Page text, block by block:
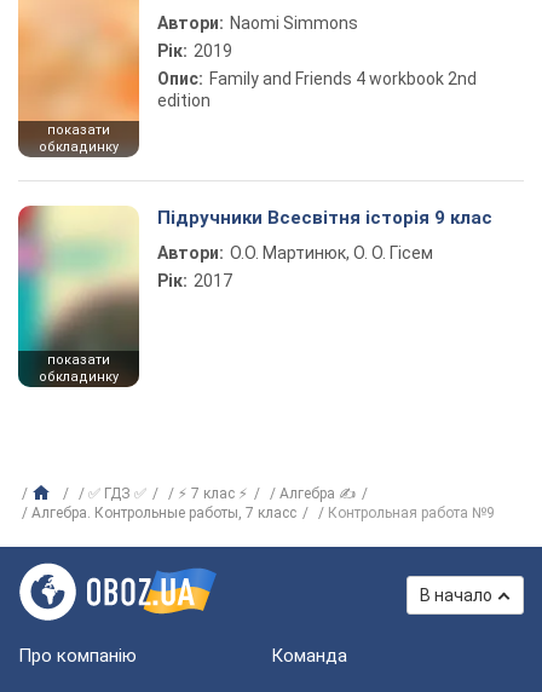
показати
обкладинку
Автори: Naomi Simmons
Рік: 2019
Опис: Family and Friends 4 workbook 2nd
edition
показати
обкладинку
Підручники Всесвітня історія 9 клас
Автори: О.О. Мартинюк, О. О. Гісем
Рік: 2017
✅ ГДЗ ✅ ⚡ 7 клас ⚡
Алгебра ✍
Алгебра. Контрольные работы, 7 класс
Контрольная работа №9
В начало
Про компанію Команда